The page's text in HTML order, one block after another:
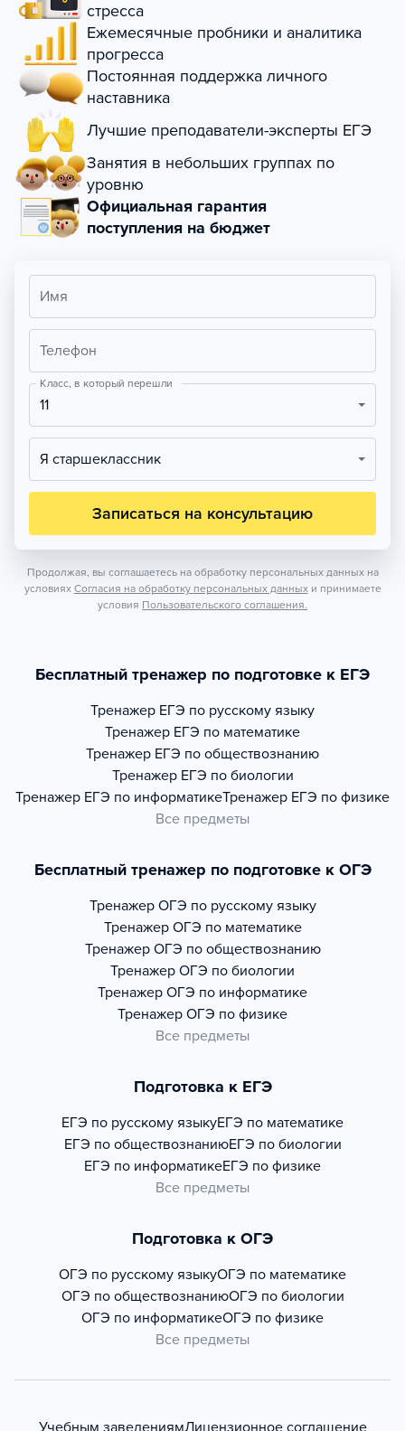
стресса
Ежемесячные пробники и аналитика
прогресса
Постоянная поддержка личного
наставника
Лучшие преподаватели-эксперты ЕГЭ
Занятия в небольших группах по
уровню
Официальная гарантия
поступления на бюджет
Имя
Телефон
Класс, в который перешли
11
Я старшеклассник
Записаться на консультацию
Продолжая, вы соглашаетесь на обработку персональных данных на
условиях Согласия на обработку персональных данных и принимаете
условия Пользовательского соглашения.
Бесплатный тренажер по подготовке к ЕГЭ
Тренажер ЕГЭ по русскому языку
Тренажер ЕГЭ по математике
Тренажер ЕГЭ по обществознанию
Тренажер ЕГЭ по биологии
Тренажер ЕГЭ по информатикеТренажер ЕГЭ по физике
Все предметы
Бесплатный тренажер по подготовке к ОГЭ
Тренажер ОГЭ по русскому языку
Тренажер ОГЭ по математике
Тренажер ОГЭ по обществознанию
Тренажер ОГЭ по биологии
Тренажер ОГЭ по информатике
Тренажер ОГЭ по физике
Все предметы
Подготовка к ЕГЭ
ЕГЭ по русскому языкуЕГЭ по математике
ЕГЭ по обществознаниюЕГЭ по биологии
ЕГЭ по информатикеЕГЭ по физике
Все предметы
Подготовка к ОГЭ
ОГЭ по русскому языкуОГЭ по математике
ОГЭ по обществознаниюОГЭ по биологии
ОГЭ по информатикеОГЭ по физике
Все предметы
Учебным заведениямЛицензионное соглашение